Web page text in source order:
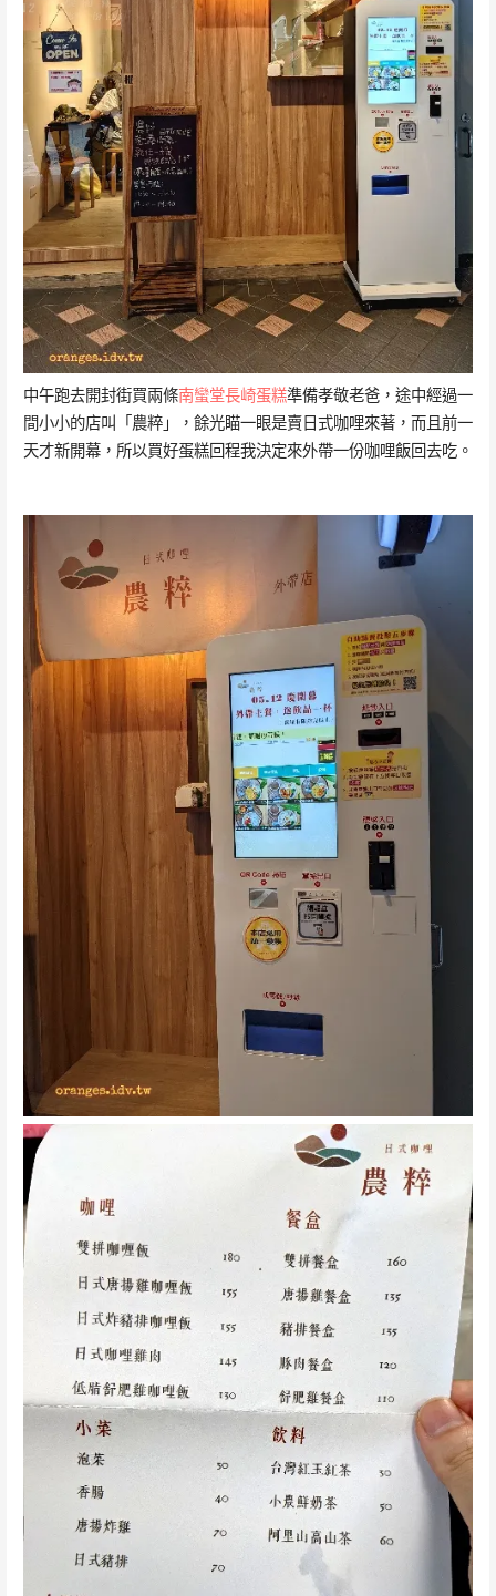
中午跑去開封街買兩條南蠻堂長崎蛋糕準備孝敬老爸，途中經過一
間小小的店叫「農粹」，餘光瞄一眼是賣日式咖哩來著，而且前一
天才新開幕，所以買好蛋糕回程我決定來外帶一份咖哩飯回去吃。